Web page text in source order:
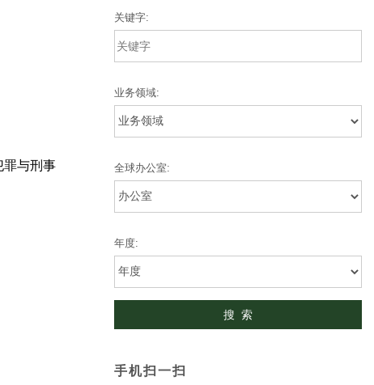
罪与刑事
关键字:
业务领域:
全球办公室:
年度:
手机扫一扫